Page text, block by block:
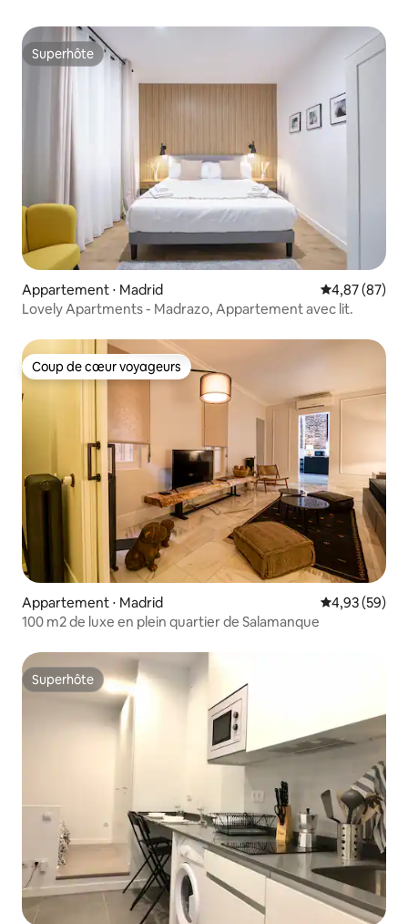
Superhôte
Superhôte
Appartement ⋅ Madrid Évaluation
4,87 (87)
Lovely Apartments - Madrazo, Appartement avec lit.
Coup de cœur voyageurs
Coup de cœur voyageurs
Appartement ⋅ Madrid Évaluation
4,93 (59)
100 m2 de luxe en plein quartier de Salamanque
Superhôte
Superhôte